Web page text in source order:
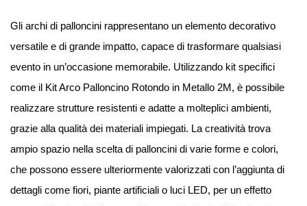
Gli archi di palloncini rappresentano un elemento decorativo
versatile e di grande impatto, capace di trasformare qualsiasi
evento in un’occasione memorabile. Utilizzando kit specifici
come il Kit Arco Palloncino Rotondo in Metallo 2M, è possibile
realizzare strutture resistenti e adatte a molteplici ambienti,
grazie alla qualità dei materiali impiegati. La creatività trova
ampio spazio nella scelta di palloncini di varie forme e colori,
che possono essere ulteriormente valorizzati con l’aggiunta di
dettagli come fiori, piante artificiali o luci LED, per un effetto